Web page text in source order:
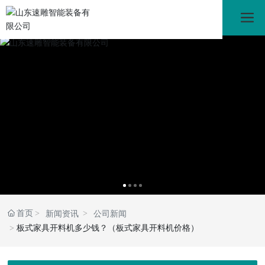
首页 新闻资讯
公司新闻
板式家具开料机多少钱？（板式家具开料机价格）